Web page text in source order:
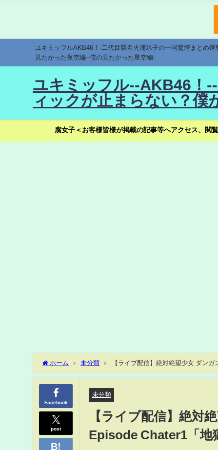
ユキミッフルAKB46！-二代目襲名火浦氷子の一同驚愕まとめ
見たかった夜空編--僕の見たかった星空編-
ユキミッフル--AKB46！
ィックが止まらない？僕
腐女子＜お客様皆様が掲載の記事等へアクセス、閲
ホーム 未分類 【ライブ配信】絶対絶望少女 ダン
Facebook
post
未分類
【ライブ配信】絶対
Episode Chater1「地